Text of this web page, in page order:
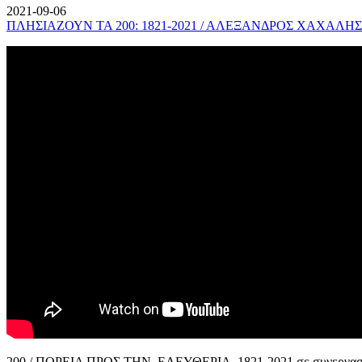
2021-09-06
ΠΛΗΣΙΑΖΟΥΝ ΤΑ 200: 1821-2021 / ΑΛΕΞΑΝΔΡΟΣ ΧΑΧΑΛΗΣ